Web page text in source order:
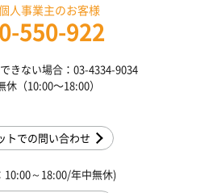
人事業主のお客様
550-922
きない場合：03-4334-9034
（10:00〜18:00）
トでの問い合わせ
10:00～18:00/年中無休)